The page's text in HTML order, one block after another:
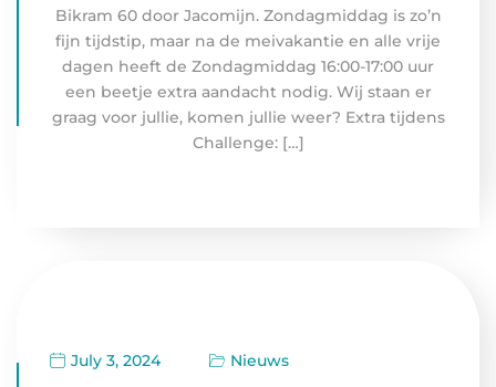
Bikram 60 door Jacomijn. Zondagmiddag is zo’n
fijn tijdstip, maar na de meivakantie en alle vrije
dagen heeft de Zondagmiddag 16:00-17:00 uur
een beetje extra aandacht nodig. Wij staan er
graag voor jullie, komen jullie weer? Extra tijdens
Challenge: […]
July 3, 2024 Nieuws